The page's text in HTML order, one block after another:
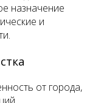
назначение
и
от города,